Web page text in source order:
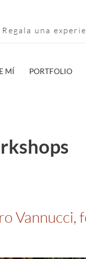
Regala una
MÍ PORTFOLIO